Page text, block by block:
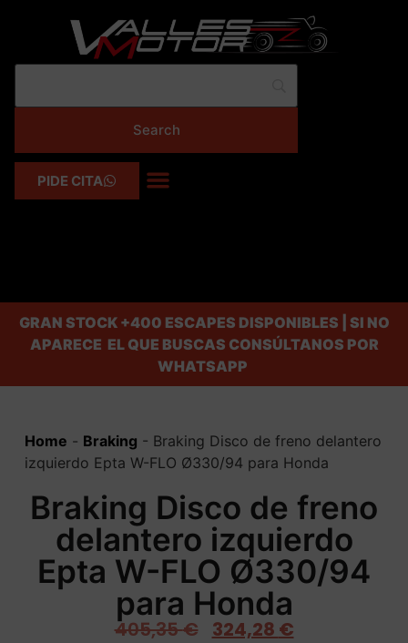
PIDE CITA
GRAN STOCK+400 ESCAPES DISPONIBLES | SI NO
APARECE EL QUE BUSCAS CONSÚLTANOS POR
WHATSAPP
Home - Braking - Braking Disco de freno delantero
izquierdo Epta W-FLO Ø330/94 para Honda
Braking Disco de freno
delantero izquierdo
Epta W-FLO Ø330/94
para Honda
405,35€ 324,28 €